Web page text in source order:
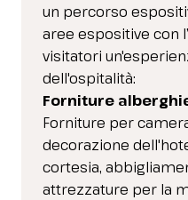
un percorso
aree espositive con
visitatori
dell'ospitalità:
Forniture
Forniture per
decorazione
cortesia,
attrezzature per la